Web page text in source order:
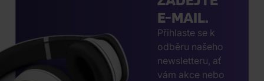
E-MAIL.
Přihlaste se k
odběru našeho
newsletteru, ať
vám akce nebo